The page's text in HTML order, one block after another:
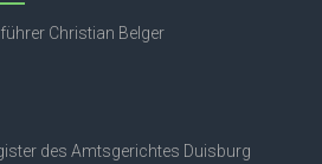
Christian Belger
des Amtsgerichtes Duisburg